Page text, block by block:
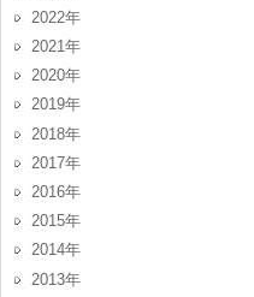
2022
2021
2020
2019
2018
2017
2016
2015
2014
2013